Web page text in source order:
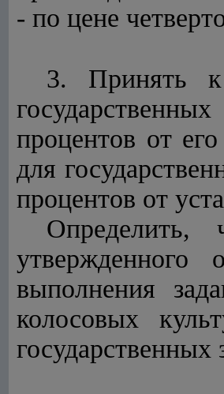
- по цене
3. Принять
процентов от
для
процентов от
Определить,
утвержденного
выполнения
колосовых